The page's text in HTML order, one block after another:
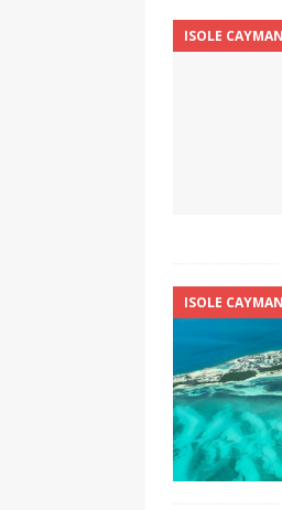
ISOLE CAYMAN
ISOLE CAYMAN